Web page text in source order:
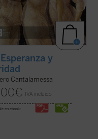
Esperanza y
Cantalamessa
€ IVA incluido
en ebook: